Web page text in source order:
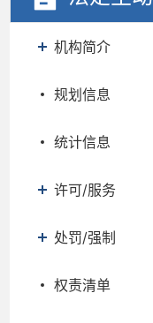
机构简介
规划信息
统计信息
许可/服务
处罚/强制
权责清单